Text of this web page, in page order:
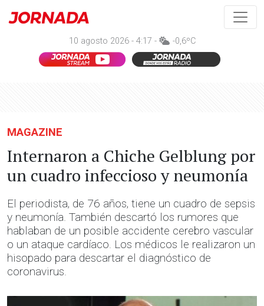
10 agosto 2026 - 4:17 - -0,6ºC
MAGAZINE
Internaron a Chiche Gelblung por
un cuadro infeccioso y neumonía
El periodista, de 76 años, tiene un cuadro de sepsis
y neumonía. También descartó los rumores que
hablaban de un posible accidente cerebro vascular
o un ataque cardíaco. Los médicos le realizaron un
hisopado para descartar el diagnóstico de
coronavirus.